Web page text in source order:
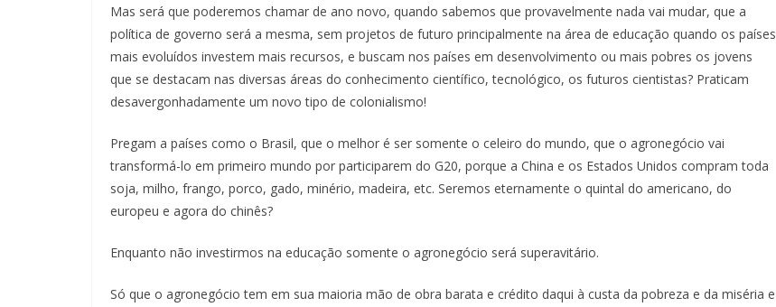
Mas será que poderemos chamar de ano novo, quando sabemos que provavelmente nada vai mudar, que a
política de governo será a mesma, sem projetos de futuro principalmente na área de educação quando os países
mais evoluídos investem mais recursos, e buscam nos países em desenvolvimento ou mais pobres os jovens
que se destacam nas diversas áreas do conhecimento científico, tecnológico, os futuros cientistas? Praticam
desavergonhadamente um novo tipo de colonialismo!
Pregam a países como o Brasil, que o melhor é ser somente o celeiro do mundo, que o agronegócio vai
transformá-lo em primeiro mundo por participarem do G20, porque a China e os Estados Unidos compram toda
soja, milho, frango, porco, gado, minério, madeira, etc. Seremos eternamente o quintal do americano, do
europeu e agora do chinês?
Enquanto não investirmos na educação somente o agronegócio será superavitário.
Só que o agronegócio tem em sua maioria mão de obra barata e crédito daqui à custa da pobreza e da miséria e